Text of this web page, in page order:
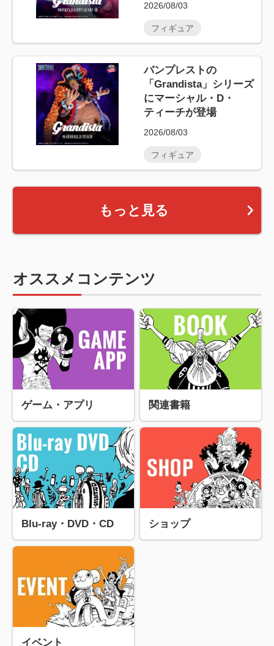
2026/08/03
フィギュア
バンプレストの
「Grandista」シリーズ
にマーシャル・D・
ティーチが登場
2026/08/03
フィギュア
もっと見る
オススメコンテンツ
ゲーム・アプリ 関連書籍
Blu-ray・DVD・CD ショップ
イベント